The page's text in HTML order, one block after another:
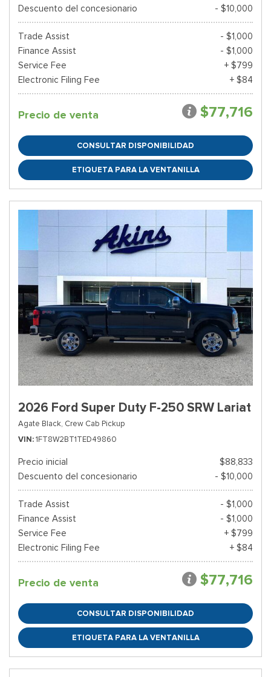
Descuento del concesionario - $10,000
Trade Assist
- $1,000
Finance Assist
- $1,000
Service Fee
+ $799
Electronic Filing Fee
+ $84
Precio de venta $77,716
CONSULTAR DISPONIBILIDAD
ETIQUETA PARA LA VENTANILLA
2026 Ford Super Duty F-250 SRW Lariat
Agate Black, Crew Cab Pickup
VIN 1FT8W2BT1TED49860
Precio inicial
$88,833
Descuento del concesionario
- $10,000
Trade Assist
- $1,000
Finance Assist
- $1,000
Service Fee
+ $799
Electronic Filing Fee
+ $84
Precio de venta $77,716
CONSULTAR DISPONIBILIDAD
ETIQUETA PARA LA VENTANILLA